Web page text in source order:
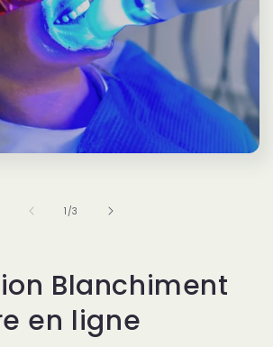
1 /de
3
Blanchiment
en ligne